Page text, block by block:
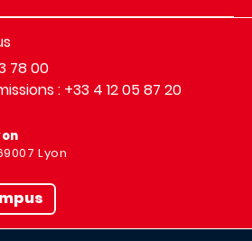
78 00
: +33 4 12 05 87 20
Lyon